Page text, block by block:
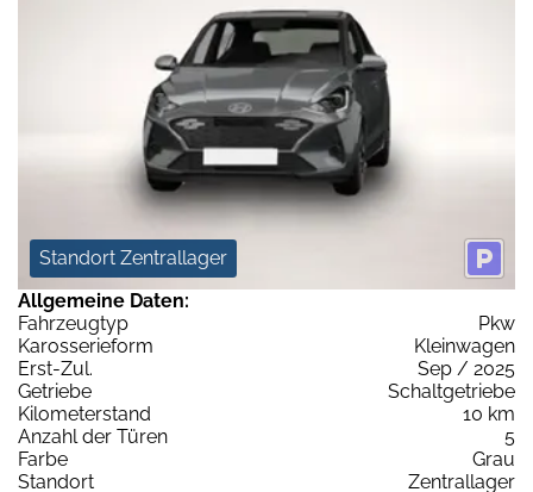
Standort Zentrallager
Allgemeine Daten:
Fahrzeugtyp
Pkw
Karosserieform
Kleinwagen
Erst-Zul.
Sep / 2025
Getriebe
Schaltgetriebe
Kilometerstand
10 km
Anzahl der Türen
5
Farbe
Grau
Standort
Zentrallager